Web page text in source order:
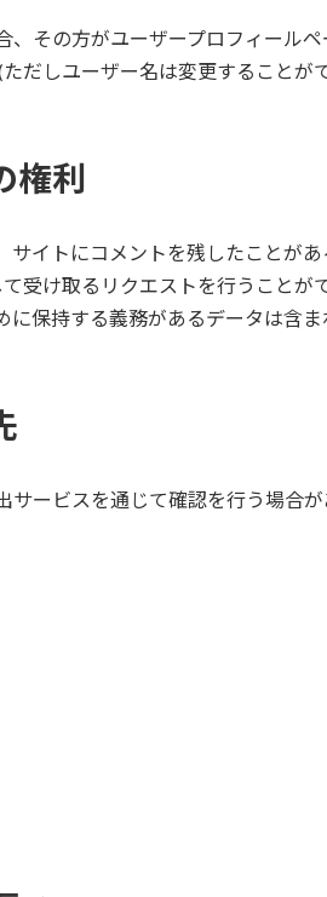
、その方がユーザープロフィール
だしユーザー名は変更することが
権利
サイトにコメントを残したことが
受け取るリクエストを行うこと
保持する義務があるデータは含ま
ービスを通じて確認を行う場合が